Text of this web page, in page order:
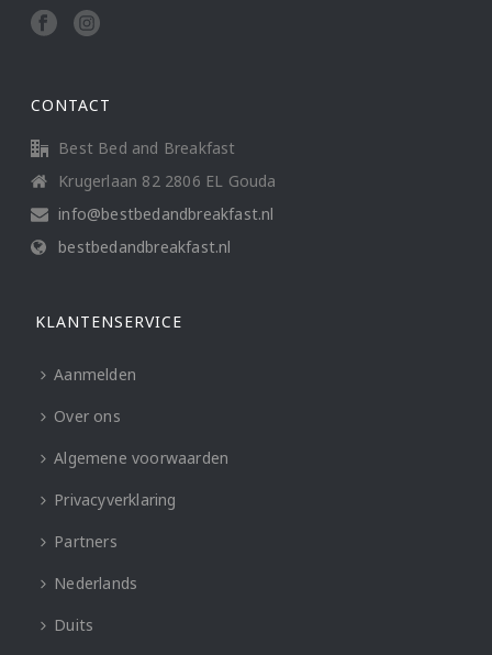
CONTACT
Best Bed and Breakfast
Krugerlaan 82 2806 EL Gouda
info@bestbedandbreakfast.nl
bestbedandbreakfast.nl
KLANTENSERVICE
Aanmelden
Over ons
Algemene voorwaarden
Privacyverklaring
Partners
Nederlands
Duits